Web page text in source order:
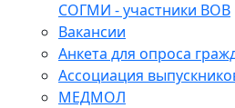
СОГМИ - участники ВОВ
Вакансии
Анкета для опроса
Ассоциация
МЕДМОЛ